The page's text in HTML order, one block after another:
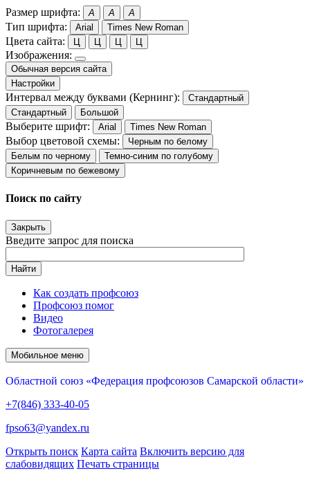
Размер шрифта: A A A
Тип шрифта: Arial Times New Roman
Цвета сайта: Ц Ц Ц Ц
Изображения:
Обычная версия сайта
Настройки
Интервал между буквами (Кернинг):
Стандартный
Стандартный
Большой
Выберите шрифт: Arial Times New Roman
Выбор цветовой схемы:
Черным по белому
Белым по черному
Темно-синим по голубому
Коричневым по бежевому
Поиск по сайту
Закрыть
Введите запрос для поиска
Найти
Как создать профсоюз
Профсоюз помог
Видео
Фотогалерея
Мобильное меню
Областной союз «Федерация профсоюзов Самарской области»
+7(846) 333-40-05
fpso63@yandex.ru
Открыть поиск Карта сайта Включить версию для
слабовидящих Печать страницы